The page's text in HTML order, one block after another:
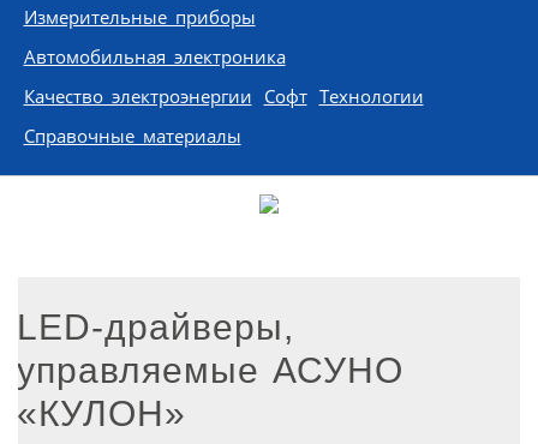
Измерительные приборы
Автомобильная электроника
Качество электроэнергии Софт Технологии
Справочные материалы
LED-драйверы,
управляемые АСУНО
«КУЛОН»